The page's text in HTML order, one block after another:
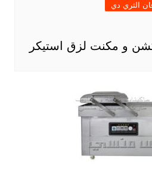
و مكنت لزق استيكر